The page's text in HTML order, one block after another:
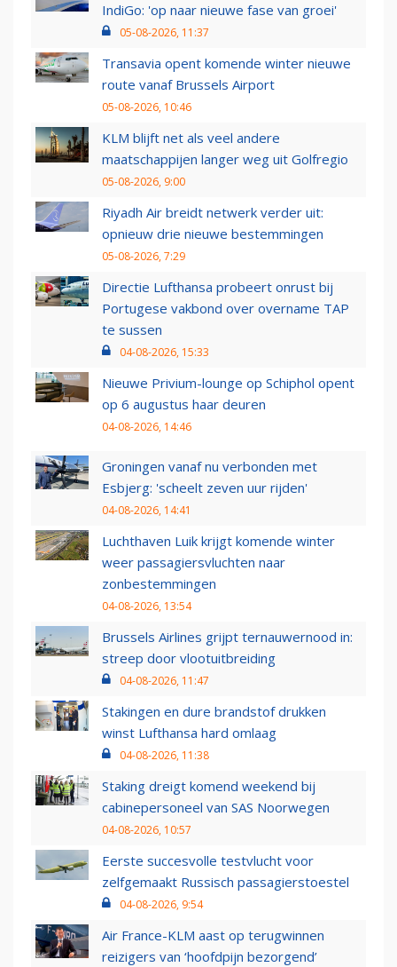
IndiGo: 'op naar nieuwe fase van groei'
05-08-2026, 11:37
Transavia opent komende winter nieuwe
route vanaf Brussels Airport
05-08-2026, 10:46
KLM blijft net als veel andere
maatschappijen langer weg uit Golfregio
05-08-2026, 9:00
Riyadh Air breidt netwerk verder uit:
opnieuw drie nieuwe bestemmingen
05-08-2026, 7:29
Directie Lufthansa probeert onrust bij
Portugese vakbond over overname TAP
te sussen
04-08-2026, 15:33
Nieuwe Privium-lounge op Schiphol opent
op 6 augustus haar deuren
04-08-2026, 14:46
Groningen vanaf nu verbonden met
Esbjerg: 'scheelt zeven uur rijden'
04-08-2026, 14:41
Luchthaven Luik krijgt komende winter
weer passagiersvluchten naar
zonbestemmingen
04-08-2026, 13:54
Brussels Airlines grijpt ternauwernood in:
streep door vlootuitbreiding
04-08-2026, 11:47
Stakingen en dure brandstof drukken
winst Lufthansa hard omlaag
04-08-2026, 11:38
Staking dreigt komend weekend bij
cabinepersoneel van SAS Noorwegen
04-08-2026, 10:57
Eerste succesvolle testvlucht voor
zelfgemaakt Russisch passagierstoestel
04-08-2026, 9:54
Air France-KLM aast op terugwinnen
reizigers van ‘hoofdpijn bezorgend’